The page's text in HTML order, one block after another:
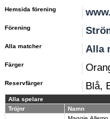
Hemsida förening
Förening
Alla matcher Alla
Färger
Reservfärger Blå,
Alla spelare
Tröjnr
Namn